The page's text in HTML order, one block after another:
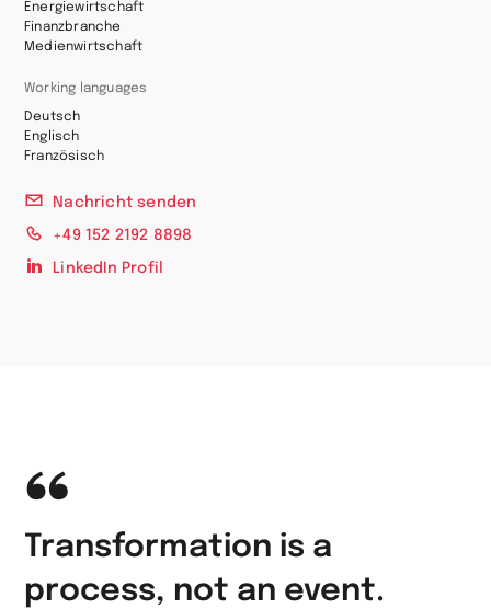
Energiewirtschaft
Finanzbranche
Medienwirtschaft
Working languages
Deutsch
Englisch
Französisch
Nachricht senden
+49 152 2192 8898
LinkedIn Profil
Transformation is a
process, not an event.